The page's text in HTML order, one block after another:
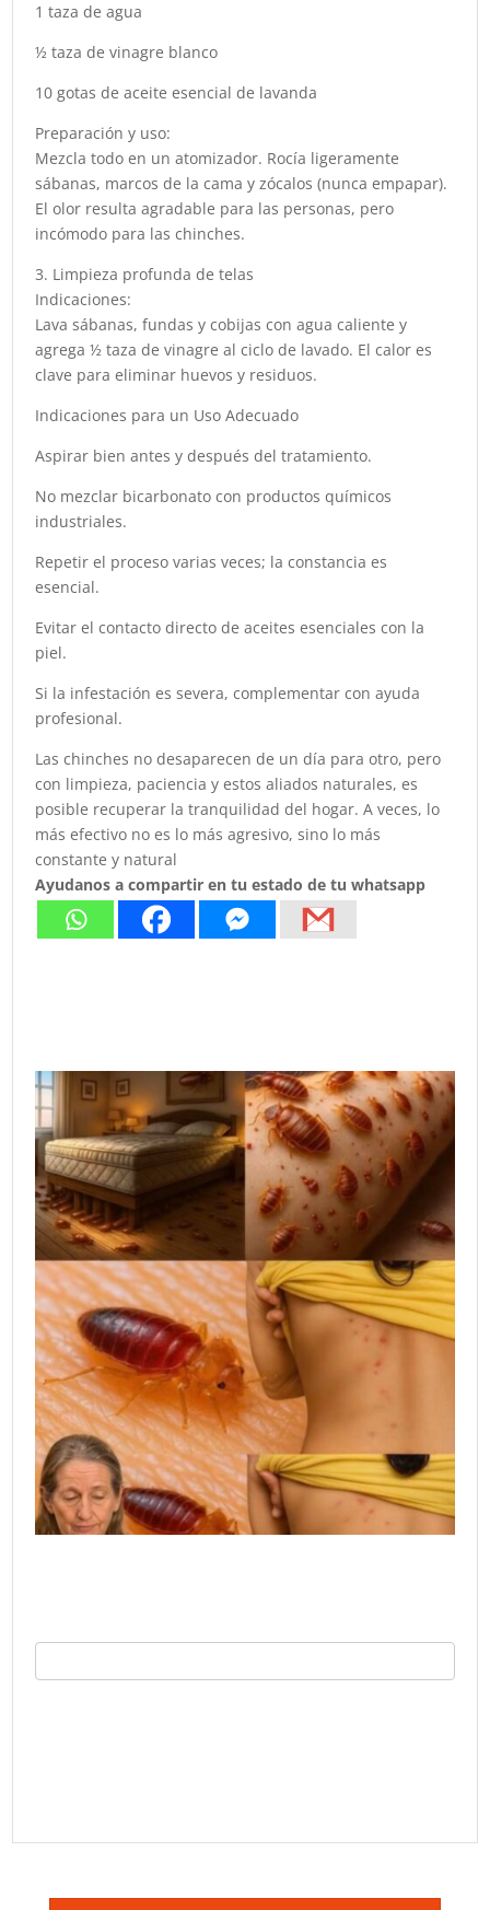
1 taza de agua
½ taza de vinagre blanco
10 gotas de aceite esencial de lavanda
Preparación y uso:
Mezcla todo en un atomizador. Rocía ligeramente
sábanas, marcos de la cama y zócalos (nunca empapar).
El olor resulta agradable para las personas, pero
incómodo para las chinches.
3. Limpieza profunda de telas
Indicaciones:
Lava sábanas, fundas y cobijas con agua caliente y
agrega ½ taza de vinagre al ciclo de lavado. El calor es
clave para eliminar huevos y residuos.
Indicaciones para un Uso Adecuado
Aspirar bien antes y después del tratamiento.
No mezclar bicarbonato con productos químicos
industriales.
Repetir el proceso varias veces; la constancia es
esencial.
Evitar el contacto directo de aceites esenciales con la
piel.
Si la infestación es severa, complementar con ayuda
profesional.
Las chinches no desaparecen de un día para otro, pero
con limpieza, paciencia y estos aliados naturales, es
posible recuperar la tranquilidad del hogar. A veces, lo
más efectivo no es lo más agresivo, sino lo más
constante y natural
Ayudanos a compartir en tu estado de tu whatsapp